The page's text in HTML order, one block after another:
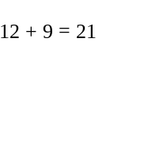
12 + 9 = 21